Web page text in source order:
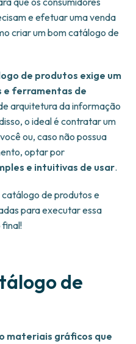
e efetuar uma venda
criar um bom catálogo de
de produtos exige um
e ferramentas de
arquitetura da informação
o ideal é contratar um
ou, caso não possua
optar por
e intuitivas de usar.
de produtos e
para executar essa
de
materiais gráficos que